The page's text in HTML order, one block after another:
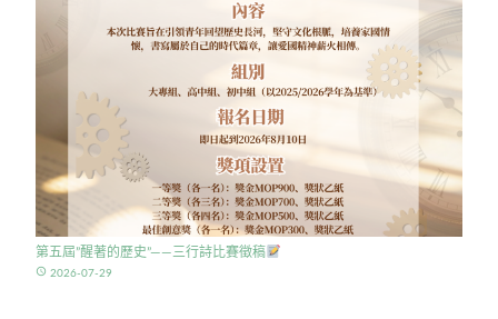
第五屆”醒著的歷史”——三行詩比賽徵稿
access_time 2026-07-29